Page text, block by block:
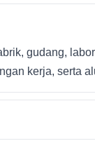
gudang,
kerja, serta